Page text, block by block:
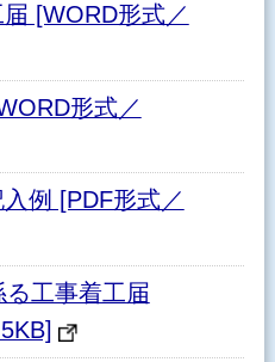
[WORD形式／
形式／
例 [PDF形式／
工事着工届